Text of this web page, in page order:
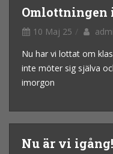
Omlottningen
10 Maj 25
Nu har vi lottat om
inte möter sig själva
imorgon
Nu är vi igång!